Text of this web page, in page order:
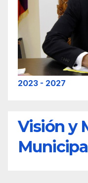
2023 - 2027
Visión y